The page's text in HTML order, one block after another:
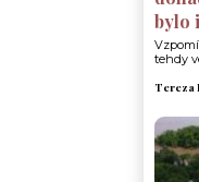
bylo
tehdy
Tereza